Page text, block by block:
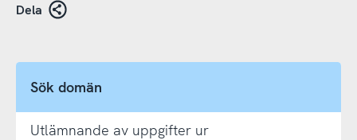
Dela
Sök domän
Utlämnande av uppgifter ur